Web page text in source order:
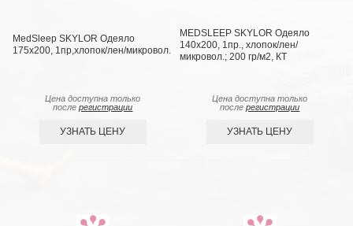
MedSleep SKYLOR Одеяло
175х200, 1пр,хлопок/лен/микровол.
Цена доступна только
послерегистрации
УЗНАТЬ ЦЕНУ
MEDSLEEP SKYLOR Одеяло
140х200, 1пр., хлопок/лен/
микровол.; 200 гр/м2, КТ
Цена доступна только
послерегистрации
УЗНАТЬ ЦЕНУ